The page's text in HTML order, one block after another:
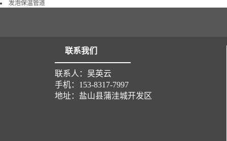
发泡保温管道
联系我们
联系人：吴英云
手机：153-8317-7997
地址：盐山县蒲洼城开发区